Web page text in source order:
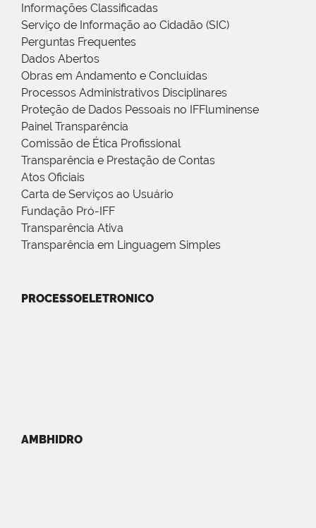
Informações Classificadas
Serviço de Informação ao Cidadão (SIC)
Perguntas Frequentes
Dados Abertos
Obras em Andamento e Concluídas
Processos Administrativos Disciplinares
Proteção de Dados Pessoais no IFFluminense
Painel Transparência
Comissão de Ética Profissional
Transparência e Prestação de Contas
Atos Oficiais
Carta de Serviços ao Usuário
Fundação Pró-IFF
Transparência Ativa
Transparência em Linguagem Simples
PROCESSOELETRONICO
AMBHIDRO